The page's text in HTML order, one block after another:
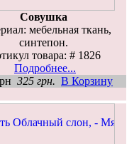
Совушка
мебельная ткань,
синтепон.
товара: # 1826
Подробнее...
325 грн. В Корзину